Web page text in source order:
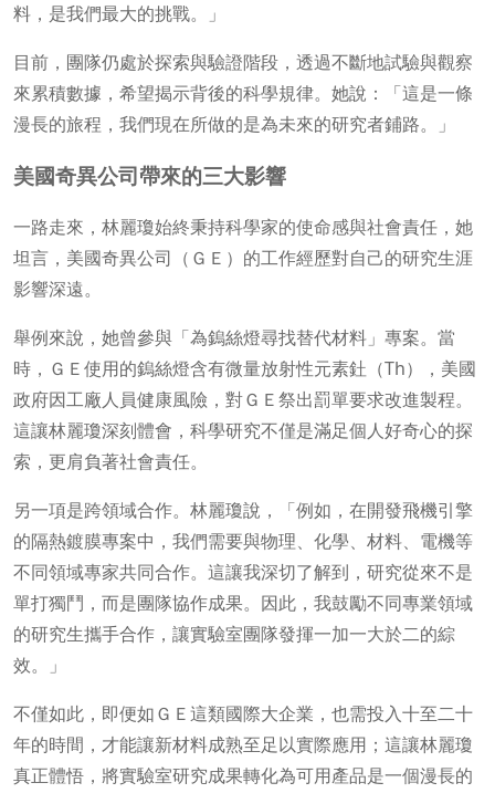
料，是我們最大的挑戰。」
目前，團隊仍處於探索與驗證階段，透過不斷地試驗與觀察
來累積數據，希望揭示背後的科學規律。她說：「這是一條
漫長的旅程，我們現在所做的是為未來的研究者鋪路。」
美國奇異公司帶來的三大影響
一路走來，林麗瓊始終秉持科學家的使命感與社會責任，她
坦言，美國奇異公司（ＧＥ）的工作經歷對自己的研究生涯
影響深遠。
舉例來說，她曾參與「為鎢絲燈尋找替代材料」專案。當
時，ＧＥ使用的鎢絲燈含有微量放射性元素釷（Th），美國
政府因工廠人員健康風險，對ＧＥ祭出罰單要求改進製程。
這讓林麗瓊深刻體會，科學研究不僅是滿足個人好奇心的探
索，更肩負著社會責任。
另一項是跨領域合作。林麗瓊說，「例如，在開發飛機引擎
的隔熱鍍膜專案中，我們需要與物理、化學、材料、電機等
不同領域專家共同合作。這讓我深切了解到，研究從來不是
單打獨鬥，而是團隊協作成果。因此，我鼓勵不同專業領域
的研究生攜手合作，讓實驗室團隊發揮一加一大於二的綜
效。」
不僅如此，即便如ＧＥ這類國際大企業，也需投入十至二十
年的時間，才能讓新材料成熟至足以實際應用；這讓林麗瓊
真正體悟，將實驗室研究成果轉化為可用產品是一個漫長的